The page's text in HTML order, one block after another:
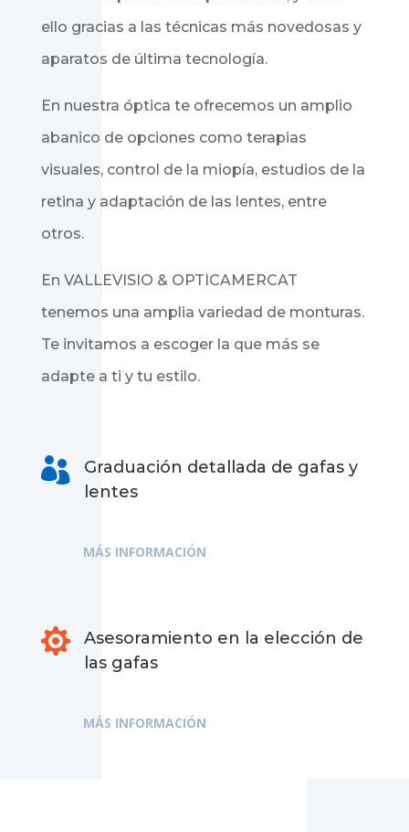
ello gracias a las técnicas más novedosas y
aparatos de última tecnología.
En nuestra óptica te ofrecemos un amplio
abanico de opciones como terapias
visuales, control de la miopía, estudios de la
retina y adaptación de las lentes, entre
otros.
En VALLEVISIO & OPTICAMERCAT
tenemos una amplia variedad de monturas.
Te invitamos a escoger la que más se
adapte a ti y tu estilo.

Graduación detallada de gafas y
lentes
MÁS INFORMACIÓN

Asesoramiento en la elección de
las gafas
MÁS INFORMACIÓN